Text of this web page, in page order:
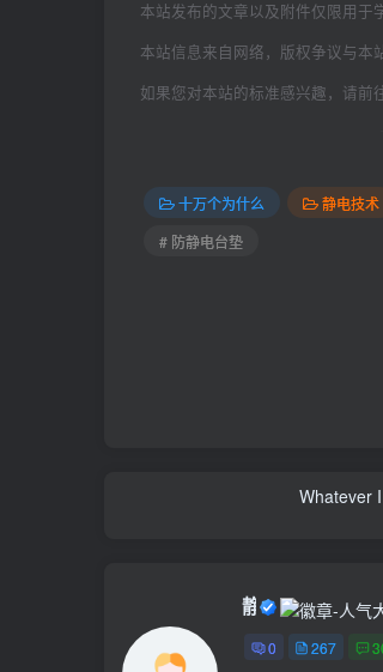
本站发布的文章以及附件仅限用于
本站信息来自网络，版权争议与本
如果您对本站的标准感兴趣，请前
十万个为什么
静电技术
# 防静电台垫
Whatever
静电防护
0 267